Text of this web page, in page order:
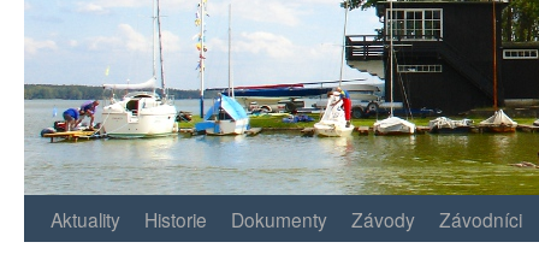
Přejít
Aktuality Historie Dokumenty Závody Závodníci